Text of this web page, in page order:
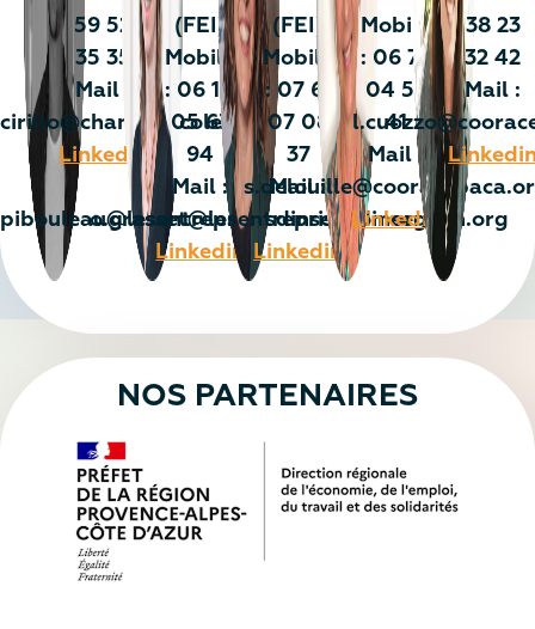
59 52
35 35
Mail :
Linkedin
(FEI)
Mobile
: 06 10
05 63
94
Mail :
Linkedin
(FEI)
Mobile
: 07 61
07 08
37
Mail :
o.grasset@lesentreprisesdinsertion.org
Linkedin
Mobile
: 06 76
04 53
41
Mail :
Linkedin
38 23
32 42
Mail :
NOS PARTENAIRES